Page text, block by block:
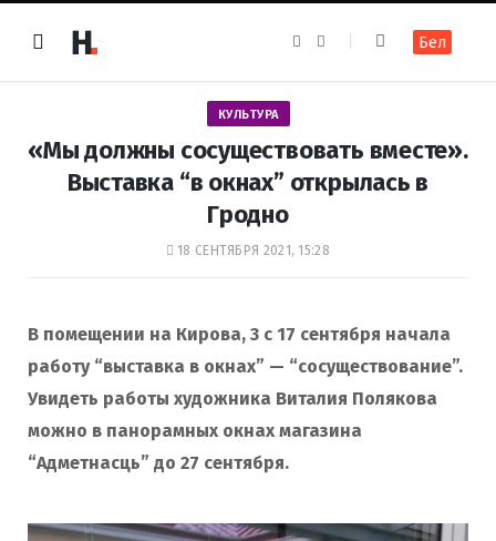
e
k
t
a
m
Бел
КУЛЬТУРА
«Мы должны сосуществовать вместе».
Выставка “в окнах” открылась в
Гродно
18 СЕНТЯБРЯ 2021, 15:28
В помещении на Кирова, 3 с 17 сентября начала
работу “выставка в окнах” — “сосуществование”.
Увидеть работы художника Виталия Полякова
можно в панорамных окнах магазина
“Адметнасць” до 27 сентября.